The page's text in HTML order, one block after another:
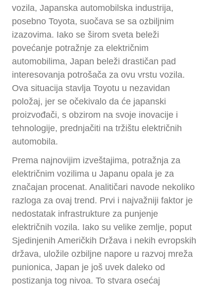
vozila, Japanska automobilska industrija,
posebno Toyota, suočava se sa ozbiljnim
izazovima. Iako se širom sveta beleži
povećanje potražnje za električnim
automobilima, Japan beleži drastičan pad
interesovanja potrošača za ovu vrstu vozila.
Ova situacija stavlja Toyotu u nezavidan
položaj, jer se očekivalo da će japanski
proizvođači, s obzirom na svoje inovacije i
tehnologije, prednjačiti na tržištu električnih
automobila.
Prema najnovijim izveštajima, potražnja za
električnim vozilima u Japanu opala je za
značajan procenat. Analitičari navode nekoliko
razloga za ovaj trend. Prvi i najvažniji faktor je
nedostatak infrastrukture za punjenje
električnih vozila. Iako su velike zemlje, poput
Sjedinjenih Američkih Država i nekih evropskih
država, uložile ozbiljne napore u razvoj mreža
punionica, Japan je još uvek daleko od
postizanja tog nivoa. To stvara osećaj